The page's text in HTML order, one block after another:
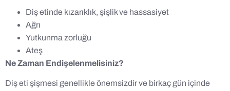
Diş etinde kızarıklık, şişlik ve hassasiyet
Ağrı
Yutkunma zorluğu
Ateş
Ne Zaman Endişelenmelisiniz?
Diş eti şişmesi genellikle önemsizdir ve birkaç gün içinde